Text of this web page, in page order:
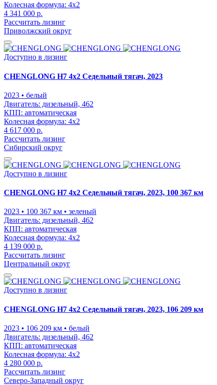
Колесная формула: 4x2
4 341 000 р.
Рассчитать лизинг
Приволжский округ
Доступно в лизинг
CHENGLONG H7 4x2 Седельный тягач, 2023
2023 • белый
Двигатель: дизельный, 462
КПП: автоматическая
Колесная формула: 4x2
4 617 000 р.
Рассчитать лизинг
Сибирский округ
Доступно в лизинг
CHENGLONG H7 4x2 Седельный тягач, 2023, 100 367 км
2023 • 100 367 км • зеленый
Двигатель: дизельный, 462
КПП: автоматическая
Колесная формула: 4x2
4 139 000 р.
Рассчитать лизинг
Центральный округ
Доступно в лизинг
CHENGLONG H7 4x2 Седельный тягач, 2023, 106 209 км
2023 • 106 209 км • белый
Двигатель: дизельный, 462
КПП: автоматическая
Колесная формула: 4x2
4 280 000 р.
Рассчитать лизинг
Северо-Западный округ